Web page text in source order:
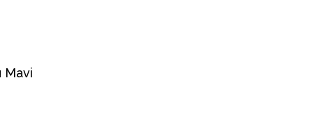
Mavi